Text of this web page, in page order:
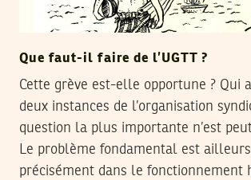
Que faut-il faire de l’UGTT ?
Cette grève est-elle opportune ? Qui
deux instances de l’organisation
question la plus importante n’est
Le problème fondamental est
précisément dans le fonctionnement